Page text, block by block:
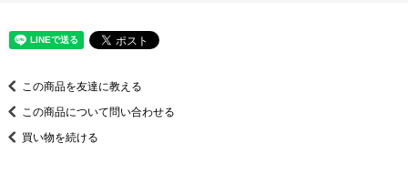
この商品を友達に教える
この商品について問い合わせる
買い物を続ける